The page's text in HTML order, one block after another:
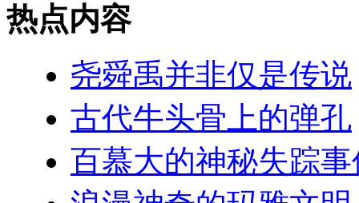
热点内容
尧舜禹并非仅是传说
古代牛头骨上的弹孔
百慕大的神秘失踪事